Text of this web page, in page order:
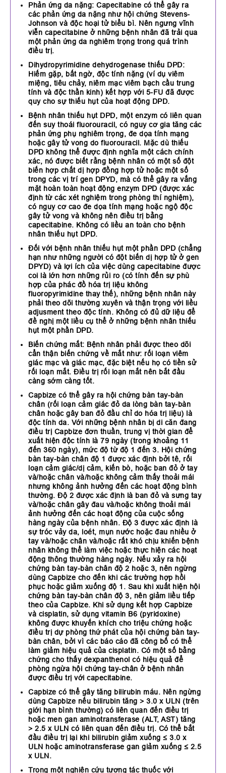
Phản ứng da nặng: Capecitabine có thể gây ra
các phản ứng da nặng như hội chứng Stevens-
Johnson và độc hoại tử biểu bì. Nên ngưng vĩnh
viễn capecitabine ở những bệnh nhân đã trải qua
một phản ứng da nghiêm trọng trong quá trình
điều trị.
Dihydropyrimidine dehydrogenase thiếu DPD:
Hiếm gặp, bất ngờ, độc tính nặng (ví dụ viêm
miệng, tiêu chảy, niêm mạc viêm bạch cầu trung
tính và độc thần kinh) kết hợp với 5-FU đã được
quy cho sự thiếu hụt của hoạt động DPD.
Bệnh nhân thiếu hụt DPD, một enzym có liên quan
đến suy thoái fluorouracil, có nguy cơ gia tăng các
phản ứng phụ nghiêm trọng, đe dọa tính mạng
hoặc gây tử vong do fluorouracil. Mặc dù thiếu
DPD không thể được định nghĩa một cách chính
xác, nó được biết rằng bệnh nhân có một số đột
biến hợp chất dị hợp đồng hợp tử hoặc một số
trong các vị trí gen DPYD, mà có thể gây ra vắng
mặt hoàn toàn hoạt động enzym DPD (được xác
định từ các xét nghiệm trong phòng thí nghiệm),
có nguy cơ cao đe dọa tính mạng hoặc ngộ độc
gây tử vong và không nên điều trị bằng
capecitabine. Không có liều an toàn cho bệnh
nhân thiếu hụt DPD.
Đối với bệnh nhân thiếu hụt một phần DPD (chẳng
hạn như những người có đột biến dị hợp tử ở gen
DPYD) và lợi ích của việc dùng capecitabine được
coi là lớn hơn những rủi ro (có tính đến sự phù
hợp của phác đồ hóa trị liệu không
fluoropyrimidine thay thế), những bệnh nhân này
phải theo dõi thường xuyên và thận trọng với liều
adjusment theo độc tính. Không có đủ dữ liệu để
đề nghị một liều cụ thể ở những bệnh nhân thiếu
hụt một phần DPD.
Biến chứng mắt: Bệnh nhân phải được theo dõi
cẩn thận biến chứng về mắt như: rối loạn viêm
giác mạc và giác mạc, đặc biệt nếu họ có tiền sử
rối loạn mắt. Điều trị rối loạn mắt nên bắt đầu
càng sớm càng tốt.
Capbize có thể gây ra hội chứng bàn tay-bàn
chân (rối loạn cảm giác đỏ da lòng bàn tay-bàn
chân hoặc gây ban đỏ đầu chỉ do hóa trị liệu) là
độc tính da. Với những bệnh nhân bị di căn đang
điều trị Capbize đơn thuần, trung vị thời gian để
xuất hiện độc tính là 79 ngày (trong khoảng 11
đến 360 ngày), mức độ từ độ 1 đến 3. Hội chứng
bàn tay-bàn chân độ 1 được xác định bởi tê, rối
loạn cảm giác/dị cảm, kiến bò, hoặc ban đỏ ở tay
và/hoặc chân và/hoặc không cảm thấy thoải mái
nhưng không ảnh hưởng đến các hoạt động bình
thường. Độ 2 được xác định là ban đỏ và sưng tay
và/hoặc chân gây đau và/hoặc không thoải mái
ảnh hưởng đến các hoạt động của cuộc sống
hàng ngày của bệnh nhân. Độ 3 được xác định là
sự tróc vảy da, loét, mụn nước hoặc đau nhiều ở
tay và/hoặc chân và/hoặc rất khó chịu khiến bệnh
nhân không thể làm việc hoặc thực hiện các hoạt
động thông thường hàng ngày. Nếu xảy ra hội
chứng bàn tay-bàn chân độ 2 hoặc 3, nên ngừng
dùng Capbize cho đến khi các trường hợp hồi
phục hoặc giảm xuống độ 1. Sau khi xuất hiện hội
chứng bàn tay-bàn chân độ 3, nên giảm liều tiếp
theo của Capbize. Khi sử dụng kết hợp Capbize
và cisplatin, sử dụng vitamin B6 (pyridoxine)
không được khuyến khích cho triệu chứng hoặc
điều trị dự phòng thứ phát của hội chứng bàn tay-
bàn chân, bởi vì các báo cáo đã công bố có thể
làm giảm hiệu quả của cisplatin. Có một số bằng
chứng cho thấy dexpanthenol có hiệu quả để
phòng ngừa hội chứng tay-chân ở bệnh nhân
được điều trị với capecitabine.
Capbize có thể gây tăng bilirubin máu. Nên ngừng
dùng Capbize nếu bilirubin tăng > 3.0 x ULN (trên
giới hạn bình thường) có liên quan đến điều trị
hoặc men gan aminotransferase (ALT, AST) tăng
> 2.5 x ULN có liên quan đến điều trị. Có thể bắt
đầu điều trị lại khi bilirubin giảm xuống ≤ 3.0 x
ULN hoặc aminotransferase gan giảm xuống ≤ 2.5
x ULN.
Trong một nghiên cứu tương tác thuốc với